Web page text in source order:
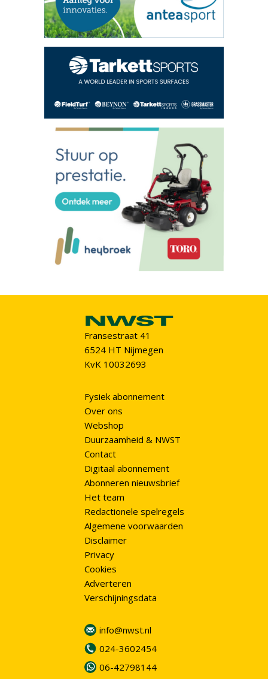
Fransestraat 41
6524 HT Nijmegen
KvK 10032693
Fysiek abonnement
Over ons
Webshop
Duurzaamheid & NWST
Contact
Digitaal abonnement
Abonneren nieuwsbrief
Het team
Redactionele spelregels
Algemene voorwaarden
Disclaimer
Privacy
Cookies
Adverteren
Verschijningsdata
info@nwst.nl
024-3602454
06-42798144